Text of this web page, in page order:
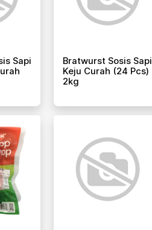
Sapi
Bratwurst Sosis Sapi
Keju Curah (24 Pcs)
2kg